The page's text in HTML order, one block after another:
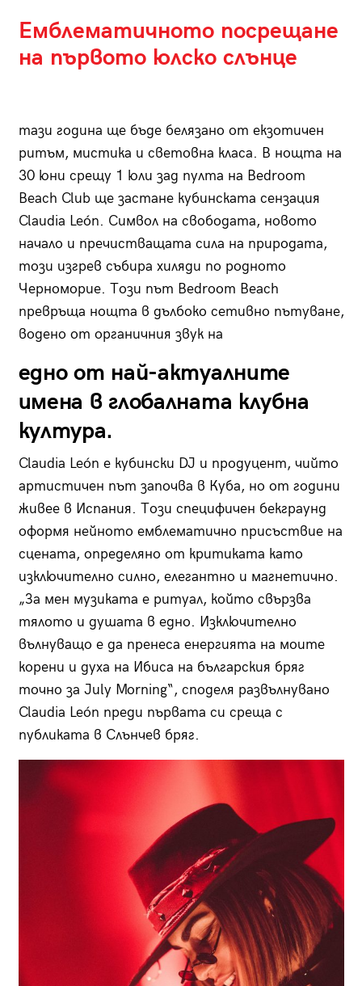
Емблематичното посрещане
на първото юлско слънце
тази година ще бъде белязано от екзотичен
ритъм, мистика и световна класа. В нощта на
30 юни срещу 1 юли зад пулта на Bedroom
Beach Club ще застане кубинската сензация
Claudia León. Символ на свободата, новото
начало и пречистващата сила на природата,
този изгрев събира хиляди по родното
Черноморие. Този път Bedroom Beach
превръща нощта в дълбоко сетивно пътуване,
водено от органичния звук на
едно от най-актуалните
имена в глобалната клубна
култура.
Claudia León е кубински DJ и продуцент, чийто
артистичен път започва в Куба, но от години
живее в Испания. Този специфичен бекграунд
оформя нейното емблематично присъствие на
сцената, определяно от критиката като
изключително силно, елегантно и магнетично.
„За мен музиката е ритуал, който свързва
тялото и душата в едно. Изключително
вълнуващо е да пренеса енергията на моите
корени и духа на Ибиса на българския бряг
точно за July Morning“, споделя развълнувано
Claudia León преди първата си среща с
публиката в Слънчев бряг.